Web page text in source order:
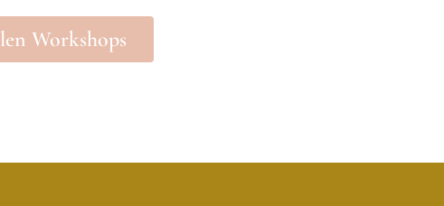
Workshops
Workshops